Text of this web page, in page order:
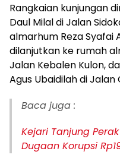
Rangkaian kunjungan
Daul Milal di Jalan
almarhum Reza Syafai
dilanjutkan ke rumah
Jalan Kebalen Kulon,
Agus Ubaidilah di Jalan
Baca juga :
Kejari Tanjung
Dugaan Korupsi